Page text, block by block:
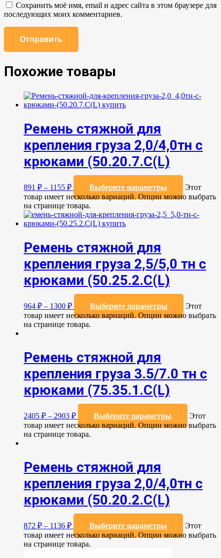
Сохранить моё имя, email и адрес сайта в этом браузере для
последующих моих комментариев.
Похожие товары
Ремень стяжной для
крепления груза 2,0/4,0тн с
крюками (50.20.7.C(L)
891 ₽ – 1155 ₽ Выберите параметры
Этот
товар имеет несколько вариаций. Опции можно выбрать
на странице товара.
Ремень стяжной для
крепления груза 2,5/5,0 тн с
крюками (50.25.2.C(L)
964 ₽ – 1300 ₽ Выберите параметры
Этот
товар имеет несколько вариаций. Опции можно выбрать
на странице товара.
Ремень стяжной для
крепления груза 3.5/7.0 тн с
крюками (75.35.1.C(L)
2405 ₽ – 2903 ₽ Выберите параметры
Этот
товар имеет несколько вариаций. Опции можно выбрать
на странице товара.
Ремень стяжной для
крепления груза 2,0/4,0тн с
крюками (50.20.2.C(L)
872 ₽ – 1136 ₽ Выберите параметры
Этот
товар имеет несколько вариаций. Опции можно выбрать
на странице товара.